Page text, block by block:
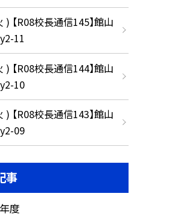
) 【R08校長通信145】館山
11
) 【R08校長通信144】館山
10
) 【R08校長通信143】館山
09
事
度